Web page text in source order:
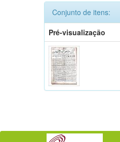
Conjunto de itens:
Pré-visualização